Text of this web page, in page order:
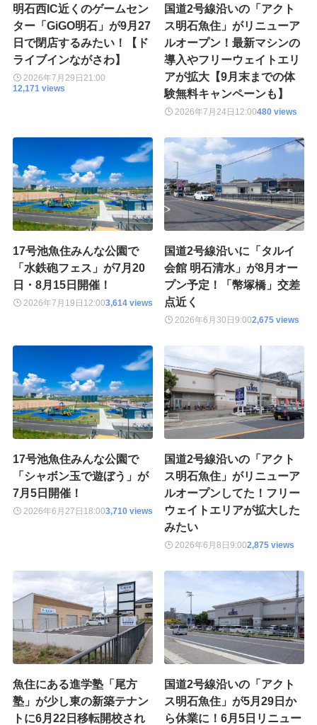
明石西IC近くのゲームセン
ター「GiGO明石」が9月27
日で閉店するみたい！【ド
ライブインながさわ】
2026年7月29日21:00
12,171 views
国道2号線沿いの「アクト
ス明石魚住」がリニューア
ルオープン！最新マシンの
導入やフリーウェイトエリ
アが拡大【9月末までの体
験無料キャンペーンも】
2026年7月24日 12:00480 views
17号池魚住みんな公園で
「水鉄砲フェス」が7月20
日・8月15日開催！
2026年7月19日 12:003,614 views
国道2号線沿いに「タルイ
会館 明石清水」が8月オー
プン予定！「幣塚橋」交差
点近く
2026年6月30日9:002,675 views
17号池魚住みんな公園で
「シャボン玉で遊ぼう」が
7月5日開催！
2026年6月27日 18:003,710 views
国道2号線沿いの「アクト
ス明石魚住」がリニューア
ルオープンしてた！フリー
ウェイトエリアが拡大した
みたい
2026年6月8日9:002,875 views
魚住にある進学塾「尾方
塾」が少し東の新築テナン
トに6月22日移転開校され
国道2号線沿いの「アクト
ス明石魚住」が5月29日か
ら休業に！6月5日リニュー